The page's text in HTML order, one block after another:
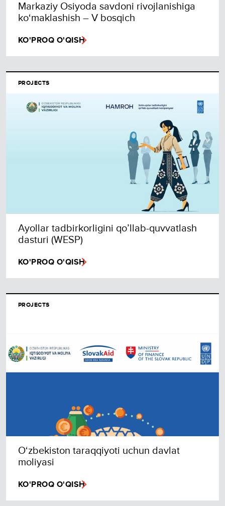
Markaziy Osiyoda savdoni rivojlanishiga
ko‘maklashish – V bosqich
KO'PROQ O'QISH
PROJECTS
Ayollar tadbirkorligini qo’llab-quvvatlash
dasturi (WESP)
KO'PROQ O'QISH
PROJECTS
O‘zbekiston taraqqiyoti uchun davlat
moliyasi
KO'PROQ O'QISH